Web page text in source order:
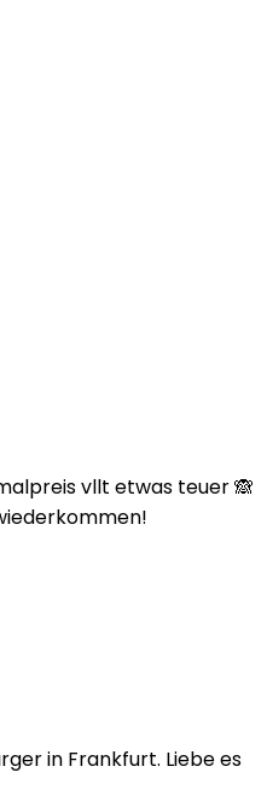
vllt etwas teuer 🙈
in Frankfurt. Liebe es